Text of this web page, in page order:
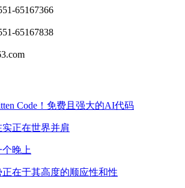
65167366
65167838
Code！免费且强大的AI代码
正在世界并肩
个晚上
在于其高度的顺应性和性